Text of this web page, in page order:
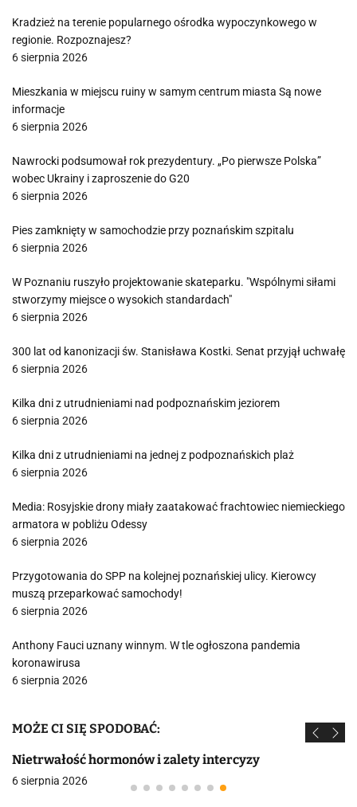
Kradzież na terenie popularnego ośrodka wypoczynkowego w
regionie. Rozpoznajesz?
6 sierpnia 2026
Mieszkania w miejscu ruiny w samym centrum miasta Są nowe
informacje
6 sierpnia 2026
Nawrocki podsumował rok prezydentury. „Po pierwsze Polska”
wobec Ukrainy i zaproszenie do G20
6 sierpnia 2026
Pies zamknięty w samochodzie przy poznańskim szpitalu
6 sierpnia 2026
W Poznaniu ruszyło projektowanie skateparku. "Wspólnymi siłami
stworzymy miejsce o wysokich standardach"
6 sierpnia 2026
300 lat od kanonizacji św. Stanisława Kostki. Senat przyjął uchwałę
6 sierpnia 2026
Kilka dni z utrudnieniami nad podpoznańskim jeziorem
6 sierpnia 2026
Kilka dni z utrudnieniami na jednej z podpoznańskich plaż
6 sierpnia 2026
Media: Rosyjskie drony miały zaatakować frachtowiec niemieckiego
armatora w pobliżu Odessy
6 sierpnia 2026
Przygotowania do SPP na kolejnej poznańskiej ulicy. Kierowcy
muszą przeparkować samochody!
6 sierpnia 2026
Anthony Fauci uznany winnym. W tle ogłoszona pandemia
koronawirusa
6 sierpnia 2026
MOŻE CI SIĘ SPODOBAĆ:
Nietrwałość hormonów i zalety intercyzy
6 sierpnia 2026